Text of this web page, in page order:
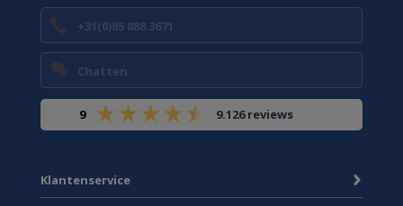
+31(0)85 888 3671
Chatten
9 9.126 reviews
Klantenservice